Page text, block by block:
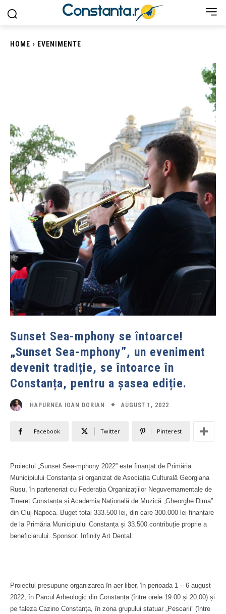
HOME EVENIMENTE
Sunset Sea-mphony se întoarce!
„Sunset Sea-mphony”, un eveniment
devenit tradiție, se întoarce în
Constanța, pentru a șasea ediție.
HAPURNEA IOAN DORIAN AUGUST 1, 2022
Facebook Twitter Pinterest
Proiectul „Sunset Sea-mphony 2022” este finanțat de Primăria
Municipiului Constanța și organizat de Asociația Culturală Georgiana
Rusu, în parteneriat cu Federația Organizațiilor Neguvernamentale de
Tineret Constanța și Academia Națională de Muzică „Gheorghe Dima”
din Cluj Napoca. Buget total 333.500 lei, din care 300.000 lei finanțare
de la Primăria Municipiului Constanța și 33.500 contribuție proprie a
beneficiarului. Sponsor: Infinity Art Dental.
Proiectul presupune organizarea în aer liber, în perioada 1 – 6 august
2022, în Parcul Arheologic din Constanța (între orele 19.00 și 20.00) și
pe faleza Cazino Constanța, în zona grupului statuar „Pescarii” (între